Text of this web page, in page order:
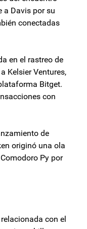
a Davis por su
conectadas
en el rastreo de
Kelsier Ventures,
Bitget.
con
de
originó una ola
Py por
con el